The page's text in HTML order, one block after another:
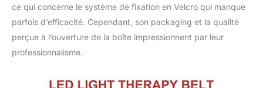
l'indicateur de
l'interrupteur est vert, le
premier modèle
consiste à allumer les
infrarouges de 850 nm,
ce qui concerne le système de fixation en Velcro qui manque
parfois d’efficacité. Cependant, son packaging et la qualité
perçue à l’ouverture de la boîte impressionnent par leur
professionnalisme.